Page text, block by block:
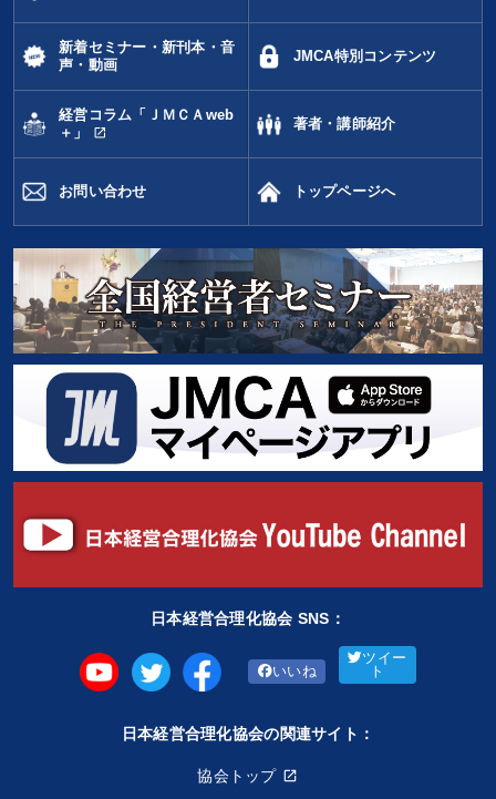
新着セミナー・新刊本・音
声・動画
JMCA特別コンテンツ
経営コラム「ＪＭＣＡweb
＋」
open_in_new
著者・講師紹介
お問い合わせ トップページへ
日本経営合理化協会 SNS：
いいね
ツイー
ト
日本経営合理化協会の関連サイト：
協会トップ